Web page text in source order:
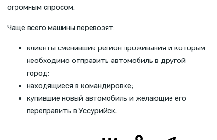
огромным спросом.
Чаще всего машины перевозят:
клиенты сменившие регион проживания и которым
необходимо отправить автомобиль в другой
город;
находящиеся в командировке;
купившие новый автомобиль и желающие его
переправить в Уссурийск.